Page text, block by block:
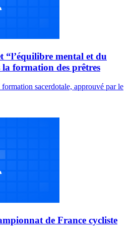
“l’équilibre mental et du
formation des prêtres
sacerdotale, approuvé par le
de France cycliste